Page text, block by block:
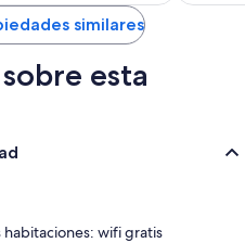
de
$111
similares
esta
habitaciones: wifi gratis